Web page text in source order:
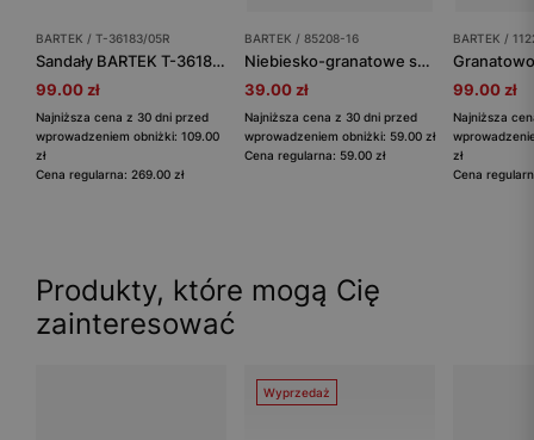
BARTEK / T-36183/05R
Sandały BARTEK T-36183/05R, dla dziewcząt, ocean
99.00 zł
Najniższa cena z 30 dni przed
wprowadzeniem obniżki: 109.00
zł
Cena regularna: 269.00 zł
BARTEK / 85208-16
Niebiesko-granatowe sandały chłopięce BARTEK 85208-16
39.00 zł
Najniższa cena z 30 dni przed
wprowadzeniem obniżki: 59.00 zł
Cena regularna: 59.00 zł
BARTEK /
99.00 zł
Najniższa
zł
Cena
Produkty, które mogą Cię
zainteresować
Wyprzedaż